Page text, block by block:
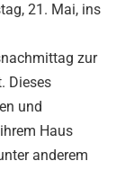
21. Mai, ins
zur
Dieses
und
Haus
anderem